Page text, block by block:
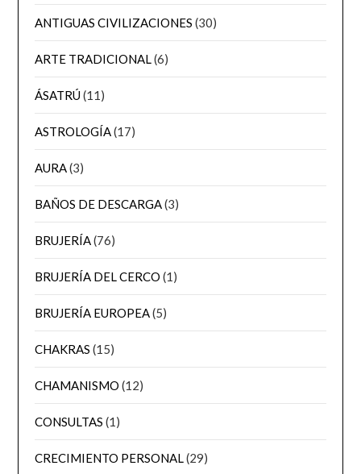
ANTIGUAS CIVILIZACIONES (30)
ARTE TRADICIONAL(6)
ÁSATRÚ(11)
ASTROLOGÍA(17)
AURA(3)
BAÑOS DE DESCARGA(3)
BRUJERÍA(76)
BRUJERÍA DEL CERCO (1)
BRUJERÍA EUROPEA(5)
CHAKRAS (15)
CHAMANISMO (12)
CONSULTAS (1)
CRECIMIENTO PERSONAL(29)